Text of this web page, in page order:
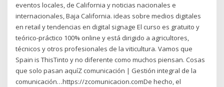
eventos locales, de California y noticias nacionales e
internacionales, Baja California. ideas sobre medios digitales
en retail y tendencias en digital signage El curso es gratuito y
teórico-práctico 100% online y está dirigido a agricultores,
técnicos y otros profesionales de la viticultura. Vamos que
Spain is ThisTinto y no diferente como muchos piensan. Cosas
que solo pasan aquíZ comunicación | Gestión integral de la
comunicación…https://zcomunicacion.comDe hecho, el